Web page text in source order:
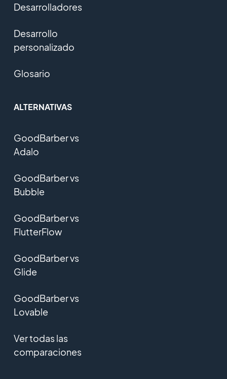
Desarrolladores
Desarrollo
personalizado
Glosario
ALTERNATIVAS
GoodBarber vs
Adalo
GoodBarber vs
Bubble
GoodBarber vs
FlutterFlow
GoodBarber vs
Glide
GoodBarber vs
Lovable
Ver todas las
comparaciones